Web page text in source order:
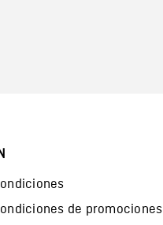
de promociones